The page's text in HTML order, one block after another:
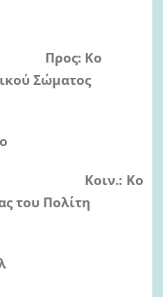
Προς: Κο
Σώματος
Κο
του Πολίτη